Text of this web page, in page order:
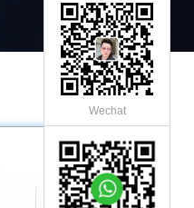
Wechat